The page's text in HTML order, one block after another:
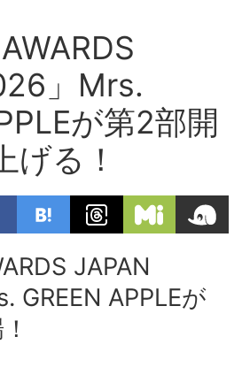
」Mrs.
が第2部開
げる！
JAPAN
GREEN APPLEが